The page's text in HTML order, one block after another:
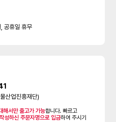
휴일 휴무
산업진흥재단)
해서만 출고가 가능합니다. 빠르고
성하신 주문자명으로 입금하여 주시기